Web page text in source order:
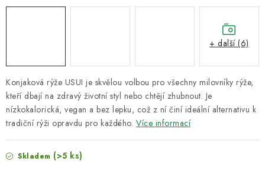
Konjaková rýže USUI je skvělou volbou pro všechny milovníky rýže,
kteří dbají na zdravý životní styl nebo chtějí zhubnout. Je
nízkokalorická, vegan a bez lepku, což z ní činí ideální alternativu k
tradiční rýži opravdu pro každého. Více informací
Skladem (>5 ks)
+ další (6)